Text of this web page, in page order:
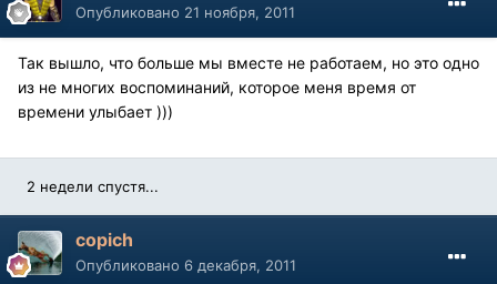
Опубликовано 21 ноября, 2011
Так вышло, что больше мы вместе не работаем, но это одно
из не многих воспоминаний, которое меня время от
времени улыбает )))
2 недели спустя...
copich
Опубликовано 6 декабря, 2011